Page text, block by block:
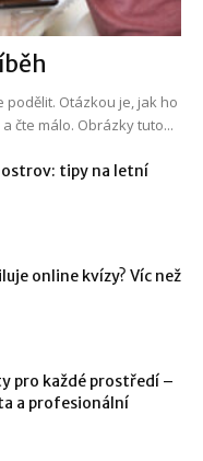
podělit. Otázkou je, jak ho
čte málo. Obrázky tuto...
ostrov: tipy na letní
online kvízy? Víc než
pro každé prostředí –
a profesionální